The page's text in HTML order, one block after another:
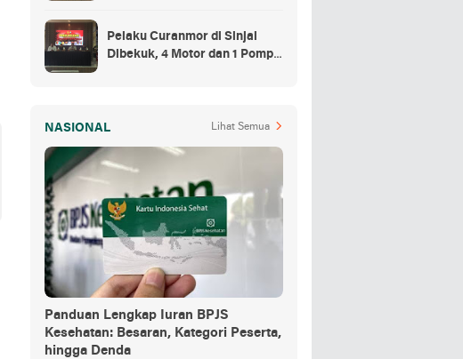
Pelaku Curanmor di Sinjai
Dibekuk, 4 Motor dan 1 Pompa
NASIONAL Lihat Semua
Panduan Lengkap Iuran BPJS
Kesehatan: Besaran, Kategori Peserta,
hingga Denda